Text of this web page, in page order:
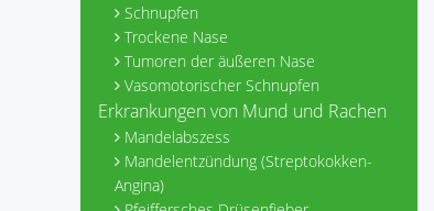
Schnupfen
Trockene Nase
Tumoren der äußeren Nase
Vasomotorischer Schnupfen
Erkrankungen von Mund und Rachen
Mandelabszess
Mandelentzündung (Streptokokken-
Angina)